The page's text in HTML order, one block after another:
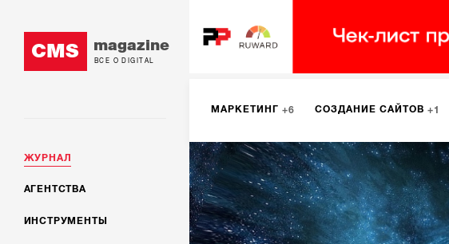
CMS magazine
ВСЕ О DIGITAL
ЖУРНАЛ
АГЕНТСТВА
ИНСТРУМЕНТЫ
МАРКЕТИНГ 6 СОЗДАНИЕ САЙТОВ 1
DIGITAL 1 ИНТЕРНЕТ-МАРКЕТИНГ
МОБИЛЬНАЯ РАЗРАБОТКА ЮЗАБИЛИТИ